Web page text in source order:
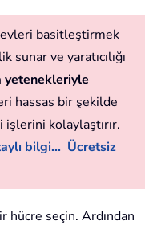
basitleştirmek
ve yaratıcılığı
yetenekleriyle
hassas bir şekilde
kolaylaştırır.
bilgi... Ücretsiz
hücre seçin. Ardından